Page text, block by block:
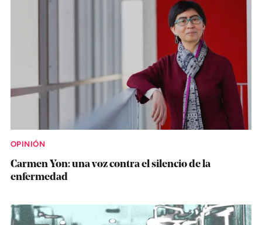
OPINIÓN
Carmen Yon: una voz contra el silencio de la
enfermedad